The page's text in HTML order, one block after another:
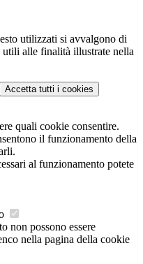
utilizzati si avvalgono di
utili alle finalità illustrate nella
Accetta tutti i cookies
quali cookie consentire.
il funzionamento della
al funzionamento potete
non possono essere
nella pagina della cookie